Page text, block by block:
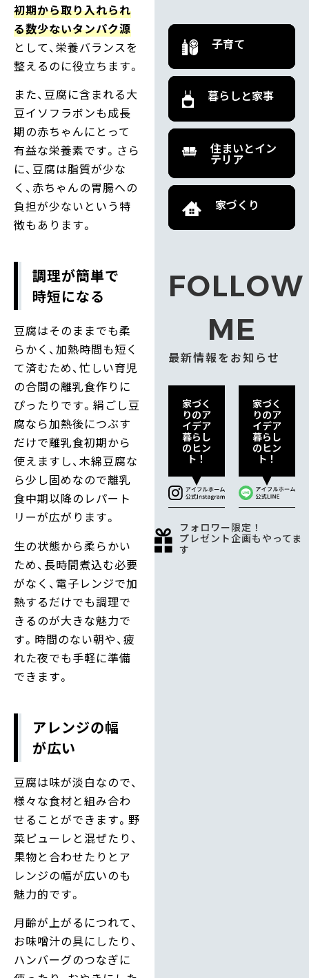
初期から取り入れられ
る数少ないタンパク源
として、栄養バランスを
整えるのに役立ちます。
また、豆腐に含まれる大
豆イソフラボンも成長
期の赤ちゃんにとって
有益な栄養素です。さら
に、豆腐は脂質が少な
く、赤ちゃんの胃腸への
負担が少ないという特
徴もあります。
調理が簡単で
時短になる
豆腐はそのままでも柔
らかく、加熱時間も短く
て済むため、忙しい育児
の合間の離乳食作りに
ぴったりです。絹ごし豆
腐なら加熱後につぶす
だけで離乳食初期から
使えますし、木綿豆腐な
ら少し固めなので離乳
食中期以降のレパート
リーが広がります。
生の状態から柔らかい
ため、長時間煮込む必要
がなく、電子レンジで加
熱するだけでも調理で
きるのが大きな魅力で
す。時間のない朝や、疲
れた夜でも手軽に準備
できます。
アレンジの幅
が広い
豆腐は味が淡白なので、
様々な食材と組み合わ
せることができます。野
菜ピューレと混ぜたり、
果物と合わせたりとア
レンジの幅が広いのも
魅力的です。
月齢が上がるにつれて、
お味噌汁の具にしたり、
ハンバーグのつなぎに
子育て
暮らしと家事
住まいとイン
テリア
家づくり
FOLLOW
ME
最新情報をお知らせ
家づく
りのア
イデア
暮らし
のヒン
ト！
家づく
りのア
イデア
暮らし
のヒン
ト！
フォロワー限定！
プレゼント企画もやってま
す